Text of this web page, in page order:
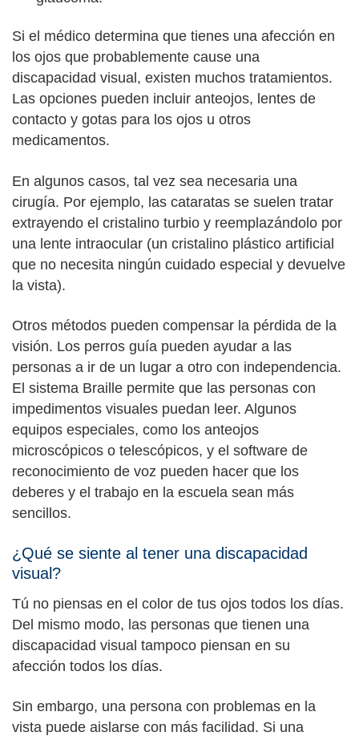
Si el médico determina que tienes una afección en
los ojos que probablemente cause una
discapacidad visual, existen muchos tratamientos.
Las opciones pueden incluir anteojos, lentes de
contacto y gotas para los ojos u otros
medicamentos.
En algunos casos, tal vez sea necesaria una
cirugía. Por ejemplo, las cataratas se suelen tratar
extrayendo el cristalino turbio y reemplazándolo por
una lente intraocular (un cristalino plástico artificial
que no necesita ningún cuidado especial y devuelve
la vista).
Otros métodos pueden compensar la pérdida de la
visión. Los perros guía pueden ayudar a las
personas a ir de un lugar a otro con independencia.
El sistema Braille permite que las personas con
impedimentos visuales puedan leer. Algunos
equipos especiales, como los anteojos
microscópicos o telescópicos, y el software de
reconocimiento de voz pueden hacer que los
deberes y el trabajo en la escuela sean más
sencillos.
¿Qué se siente al tener una discapacidad
visual?
Tú no piensas en el color de tus ojos todos los días.
Del mismo modo, las personas que tienen una
discapacidad visual tampoco piensan en su
afección todos los días.
Sin embargo, una persona con problemas en la
vista puede aislarse con más facilidad. Si una